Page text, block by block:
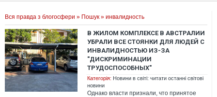
Вся правда з блогосфери » Пошук » инвалидность
В ЖИЛОМ КОМПЛЕКСЕ В АВСТРАЛИИ
УБРАЛИ ВСЕ СТОЯНКИ ДЛЯ ЛЮДЕЙ С
ИНВАЛИДНОСТЬЮ ИЗ-ЗА
"ДИСКРИМИНАЦИИ
ТРУДОСПОСОБНЫХ"
Категорія: Новини в світі: читати останні світові
новини
Однако власти признали, что принятое